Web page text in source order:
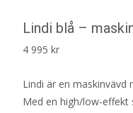
Lindi blå –
4 995 kr
Lindi är en maskinvävd
Med en high/low-effekt